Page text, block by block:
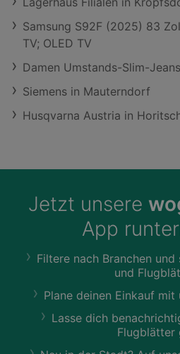
Samsung S92F (2025) 83
TV; OLED TV
Damen Umstands-Slim-
Siemens in Mauterndorf
Husqvarna Austria in
Jetzt unsere
App
Filtere nach Branchen
und
Plane deinen Einkauf
Lasse dich
Flugblätter